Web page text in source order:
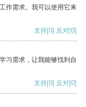
作需求。我可以使用它来
支持[0] 反对[0]
习需求，让我能够找到自
支持[0] 反对[0]